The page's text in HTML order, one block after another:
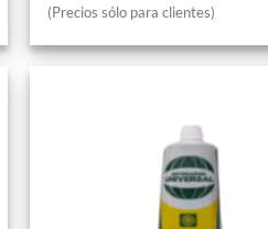
(Precios sólo para clientes)